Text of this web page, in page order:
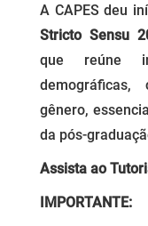
A CAPES deu
Stricto Sensu
que reúne
gênero,
da pós-
Assista ao
IMPORTANTE: